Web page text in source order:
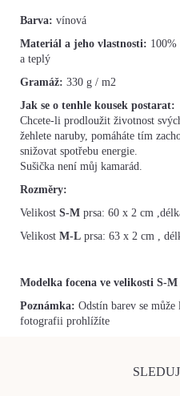
Barva: vínová
Materiál a jeho vlastnosti: 100%
a teplý
Gramáž: 330 g / m2
Jak se o tenhle kousek postarat:
Chcete-li prodloužit životnost
žehlete naruby, pomáháte tím
snižovat spotřebu energie.
Sušička není můj kamarád.
Rozměry:
Velikost S-M prsa: 60 x 2 cm
Velikost M-L prsa: 63 x 2 cm ,
Modelka focena ve velikosti S-
Poznámka: Odstín barev se
fotografii prohlížíte